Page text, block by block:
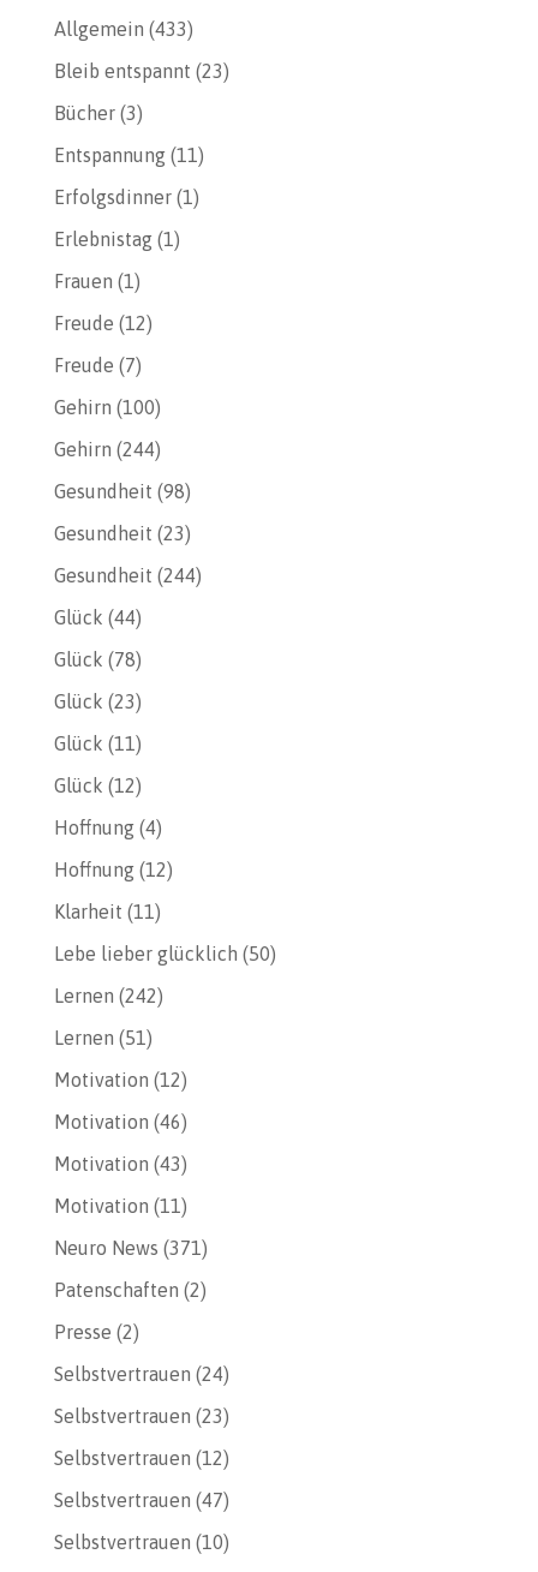
Allgemein (433)
Bleib entspannt (23)
Bücher(3)
Entspannung(11)
Erfolgsdinner(1)
Erlebnistag(1)
Frauen (1)
Freude (12)
Freude (7)
Gehirn (100)
Gehirn (244)
Gesundheit (98)
Gesundheit (23)
Gesundheit (244)
Glück (44)
Glück (78)
Glück (23)
Glück (11)
Glück (12)
Hoffnung(4)
Hoffnung(12)
Klarheit (11)
Lebe lieber glücklich (50)
Lernen (242)
Lernen (51)
Motivation (12)
Motivation (46)
Motivation (43)
Motivation (11)
Neuro News (371)
Patenschaften (2)
Presse (2)
Selbstvertrauen (24)
Selbstvertrauen (23)
Selbstvertrauen (12)
Selbstvertrauen (47)
Selbstvertrauen (10)